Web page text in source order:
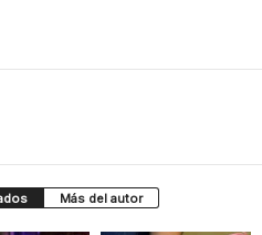
Más del autor